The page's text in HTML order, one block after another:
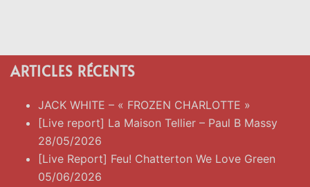
ARTICLES RÉCENTS
JACK WHITE – « FROZEN CHARLOTTE »
[Live report] La Maison Tellier – Paul B Massy
28/05/2026
[Live Report] Feu! Chatterton We Love Green
05/06/2026